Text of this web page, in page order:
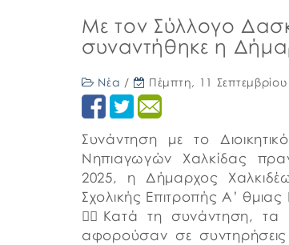
Με τον Σύλλογο
συναντήθηκε η
Νέα / Πέμπτη, 11
Συνάντηση με το
Νηπιαγωγών Χαλκίδας
2025, η Δήμαρχος
Σχολικής Επιτροπής Α’
👉🏼Κατά τη συνάντηση,
αφορούσαν σε συντηρήσεις